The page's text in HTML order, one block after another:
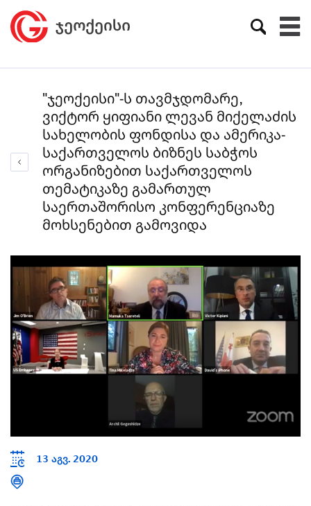
"ჯეოქეისი"-ს თავმჯდომარე,
ვიქტორ ყიფიანი ლევან მიქელაძის
სახელობის ფონდისა და ამერიკა-
საქართველოს ბიზნეს საბჭოს
ორგანიზებით საქართველოს
თემატიკაზე გამართულ
საერთაშორისო კონფერენციაზე
მოხსენებით გამოვიდა
13 აგვ. 2020